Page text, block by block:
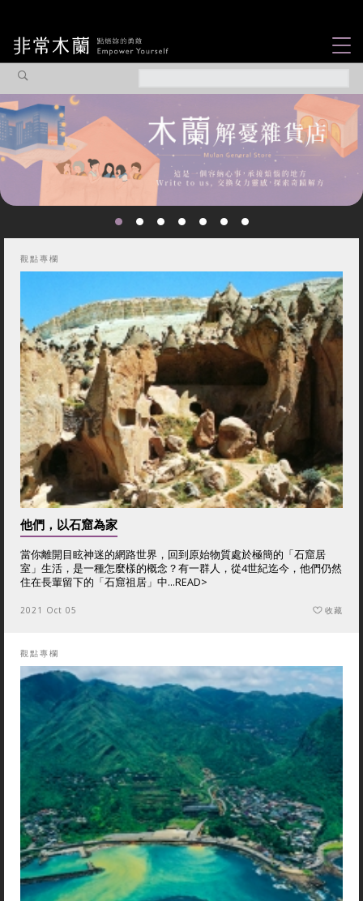
焦點企劃
社會企業
觀點專欄
他們，以石窟為家
當你離開目眩神迷的網路世界，回到原始物質處於極簡的「石窟居
室」生活，是一種怎麼樣的概念？有一群人，從4世紀迄今，他們仍然
住在長輩留下的「石窟祖居」中...READ>
2021 Oct 05 收藏
觀點專欄